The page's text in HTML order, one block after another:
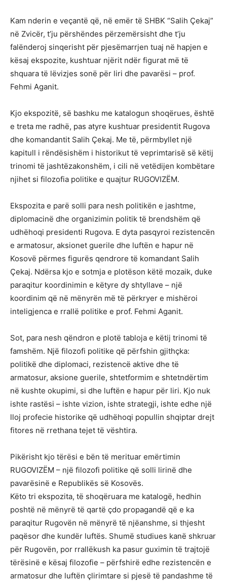
Kam nderin e veçantë që, në emër të SHBK “Salih Çekaj”
në Zvicër, t’ju përshëndes përzemërsisht dhe t’ju
falënderoj sinqerisht për pjesëmarrjen tuaj në hapjen e
kësaj ekspozite, kushtuar njërit ndër figurat më të
shquara të lëvizjes sonë për liri dhe pavarësi – prof.
Fehmi Aganit.
Kjo ekspozitë, së bashku me katalogun shoqërues, është
e treta me radhë, pas atyre kushtuar presidentit Rugova
dhe komandantit Salih Çekaj. Me të, përmbyllet një
kapitull i rëndësishëm i historikut të veprimtarisë së këtij
trinomi të jashtëzakonshëm, i cili në vetëdijen kombëtare
njihet si filozofia politike e quajtur RUGOVIZËM.
Ekspozita e parë solli para nesh politikën e jashtme,
diplomacinë dhe organizimin politik të brendshëm që
udhëhoqi presidenti Rugova. E dyta pasqyroi rezistencën
e armatosur, aksionet guerile dhe luftën e hapur në
Kosovë përmes figurës qendrore të komandant Salih
Çekaj. Ndërsa kjo e sotmja e plotëson këtë mozaik, duke
paraqitur koordinimin e këtyre dy shtyllave – një
koordinim që në mënyrën më të përkryer e mishëroi
inteligjenca e rrallë politike e prof. Fehmi Aganit.
Sot, para nesh qëndron e plotë tabloja e këtij trinomi të
famshëm. Një filozofi politike që përfshin gjithçka:
politikë dhe diplomaci, rezistencë aktive dhe të
armatosur, aksione guerile, shtetformim e shtetndërtim
në kushte okupimi, si dhe luftën e hapur për liri. Kjo nuk
ishte rastësi – ishte vizion, ishte strategji, ishte edhe një
lloj profecie historike që udhëhoqi popullin shqiptar drejt
fitores në rrethana tejet të vështira.
Pikërisht kjo tërësi e bën të merituar emërtimin
RUGOVIZËM – një filozofi politike që solli lirinë dhe
pavarësinë e Republikës së Kosovës.
Këto tri ekspozita, të shoqëruara me katalogë, hedhin
poshtë në mënyrë të qartë çdo propagandë që e ka
paraqitur Rugovën në mënyrë të njëanshme, si thjesht
paqësor dhe kundër luftës. Shumë studiues kanë shkruar
për Rugovën, por rrallëkush ka pasur guximin të trajtojë
tërësinë e kësaj filozofie – përfshirë edhe rezistencën e
armatosur dhe luftën çlirimtare si pjesë të pandashme të